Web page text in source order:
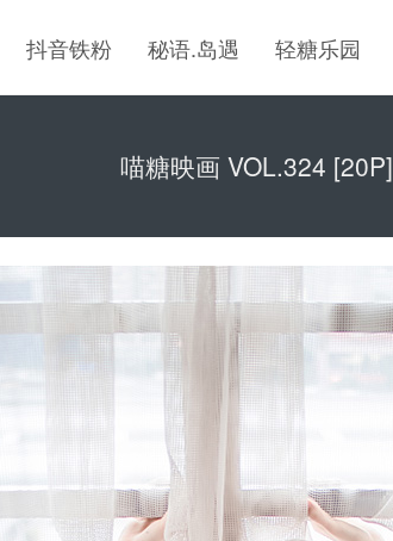
抖音铁粉 秘语.岛遇 轻糖乐园
喵糖映画 VOL.324 [20P]